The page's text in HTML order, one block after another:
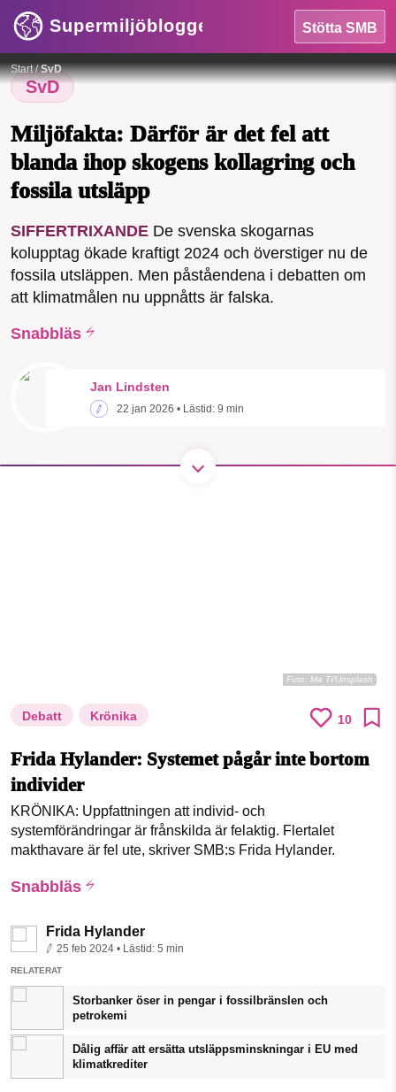
Supermiljöbloggen Stötta SMB
HEM
MILJÖFAKTA
OM OSS
Facebook
Threads LinkedIn
Start/SvD
SvD
Miljöfakta: Därför är det fel att
blanda ihop skogens kollagring och
fossila utsläpp
SIFFERTRIXANDE De svenska skogarnas
kolupptag ökade kraftigt 2024 och överstiger nu de
fossila utsläppen. Men påståendena i debatten om
att klimatmålen nu uppnåtts är falska.
Snabbläs
Jan Lindsten
22 jan 2026 • Lästid: 9 min
Mattias Pettersson/Umeå universitet
Foto: Ma Ti/Unsplash
Debatt Krönika 10
Frida Hylander: Systemet pågår inte bortom
individer
KRÖNIKA: Uppfattningen att individ- och
systemförändringar är frånskilda är felaktig. Flertalet
makthavare är fel ute, skriver SMB:s Frida Hylander.
Snabbläs
Frida Hylander
25 feb 2024 • Lästid: 5 min
RELATERAT
Storbanker öser in pengar i fossilbränslen och
petrokemi
Dålig affär att ersätta utsläppsminskningar i EU med
klimatkrediter
starten 2010 har vår ideella redaktion
drivit miljödebatten framåt genom
nyhetsbevakning och granskningar. Nu
vill vi utveckla vårt arbete – och vi
hoppas att du vill hjälpa oss.
1231368703